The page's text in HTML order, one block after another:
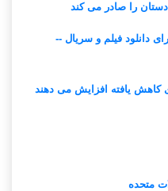
را صادر می کند
برتر برای دانلود فیلم و سریال --
متحده